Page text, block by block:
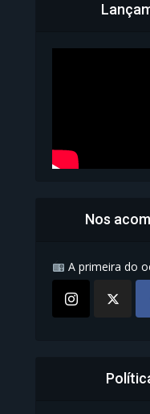
Bahia
Nos
A primeira do